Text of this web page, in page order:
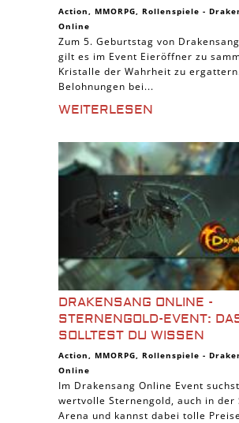
Action, MMORPG, Rollenspiele -
Online
Zum 5. Geburtstag von
gilt es im Event Eieröffner zu
Kristalle der Wahrheit zu
Belohnungen bei...
WEITERLESEN
DRAKENSANG ONLINE -
STERNENGOLD-EVENT:
SOLLTEST DU WISSEN
Action, MMORPG, Rollenspiele -
Online
Im Drakensang Online Event
wertvolle Sternengold, auch in der
Arena und kannst dabei tolle